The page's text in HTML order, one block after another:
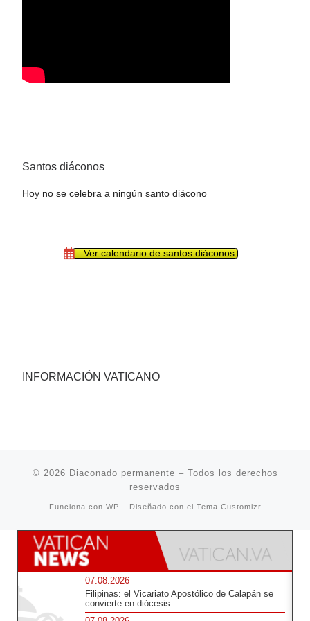
Santos diáconos
Hoy no se celebra a ningún santo diácono
Ver calendario de santos diáconos.
INFORMACIÓN VATICANO
© 2026 Diaconado permanente – Todos los derechos
reservados
Funciona con WP – Diseñado con el Tema Customizr
07.08.2026
Filipinas: el Vicariato Apostólico de Calapán se
convierte en diócesis